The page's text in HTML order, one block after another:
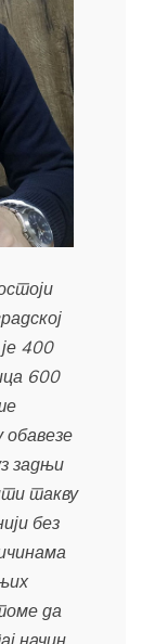
400
600
обавезе
задњи
такву
без
да
начин